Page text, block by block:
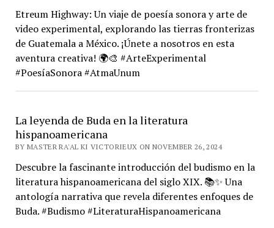
Etreum Highway: Un viaje de poesía sonora y arte de
video experimental, explorando las tierras fronterizas
de Guatemala a México. ¡Únete a nosotros en esta
aventura creativa! 🌍🎨 #ArteExperimental
#PoesíaSonora #AtmaUnum
La leyenda de Buda en la literatura
hispanoamericana
BY MASTER RA'AL KI VICTORIEUX ON NOVEMBER 26, 2024
Descubre la fascinante introducción del budismo en la
literatura hispanoamericana del siglo XIX. 📚✨ Una
antología narrativa que revela diferentes enfoques de
Buda. #Budismo #LiteraturaHispanoamericana